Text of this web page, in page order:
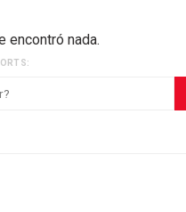
encontró nada.